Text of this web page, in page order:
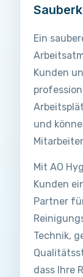
Ein
Kunden
und
Mit AO
Kunden
Partner
Technik,
dass Ihre